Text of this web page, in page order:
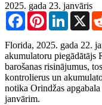
2025. gada 23. janvāris
FacebookPinterestLinkedIn
X
Florida, 2025. gada 22.
akumulatoru piegādātājs
barošanas risinājumus,
kontrolierus un
notika Orindžas
janvārim.